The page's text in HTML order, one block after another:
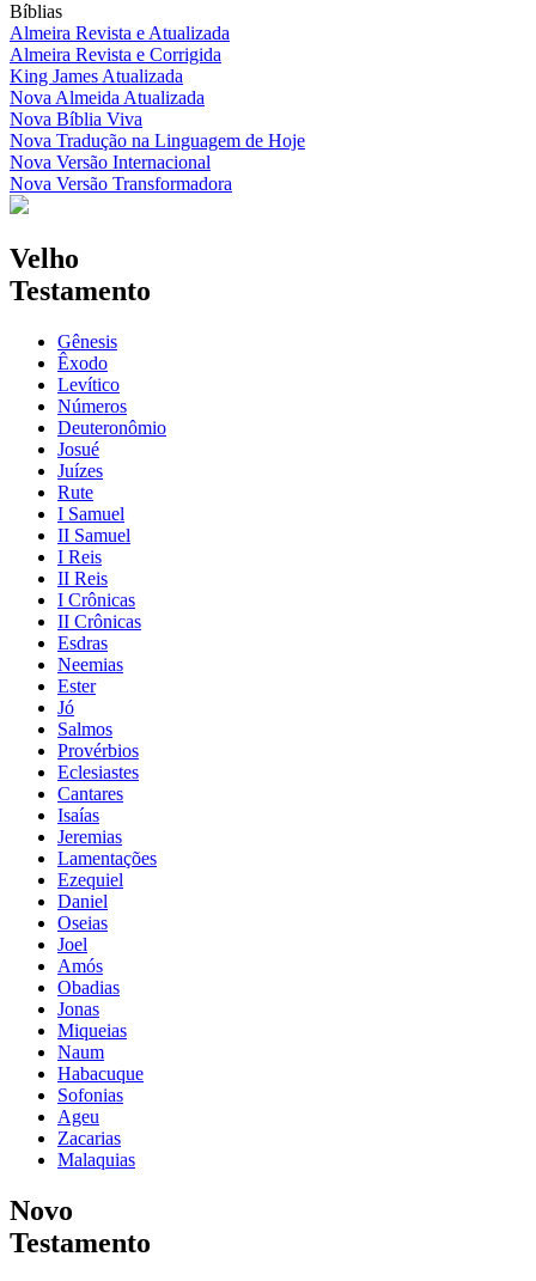
Bíblias
Almeira Revista e Atualizada
Almeira Revista e Corrigida
King James Atualizada
Nova Almeida Atualizada
Nova Bíblia Viva
Nova Tradução na Linguagem de Hoje
Nova Versão Internacional
Nova Versão Transformadora
Velho
Testamento
Gênesis
Êxodo
Levítico
Números
Deuteronômio
Josué
Juízes
Rute
I Samuel
II Samuel
I Reis
II Reis
I Crônicas
II Crônicas
Esdras
Neemias
Ester
Jó
Salmos
Provérbios
Eclesiastes
Cantares
Isaías
Jeremias
Lamentações
Ezequiel
Daniel
Oseias
Joel
Amós
Obadias
Jonas
Miqueias
Naum
Habacuque
Sofonias
Ageu
Zacarias
Malaquias
Novo
Testamento